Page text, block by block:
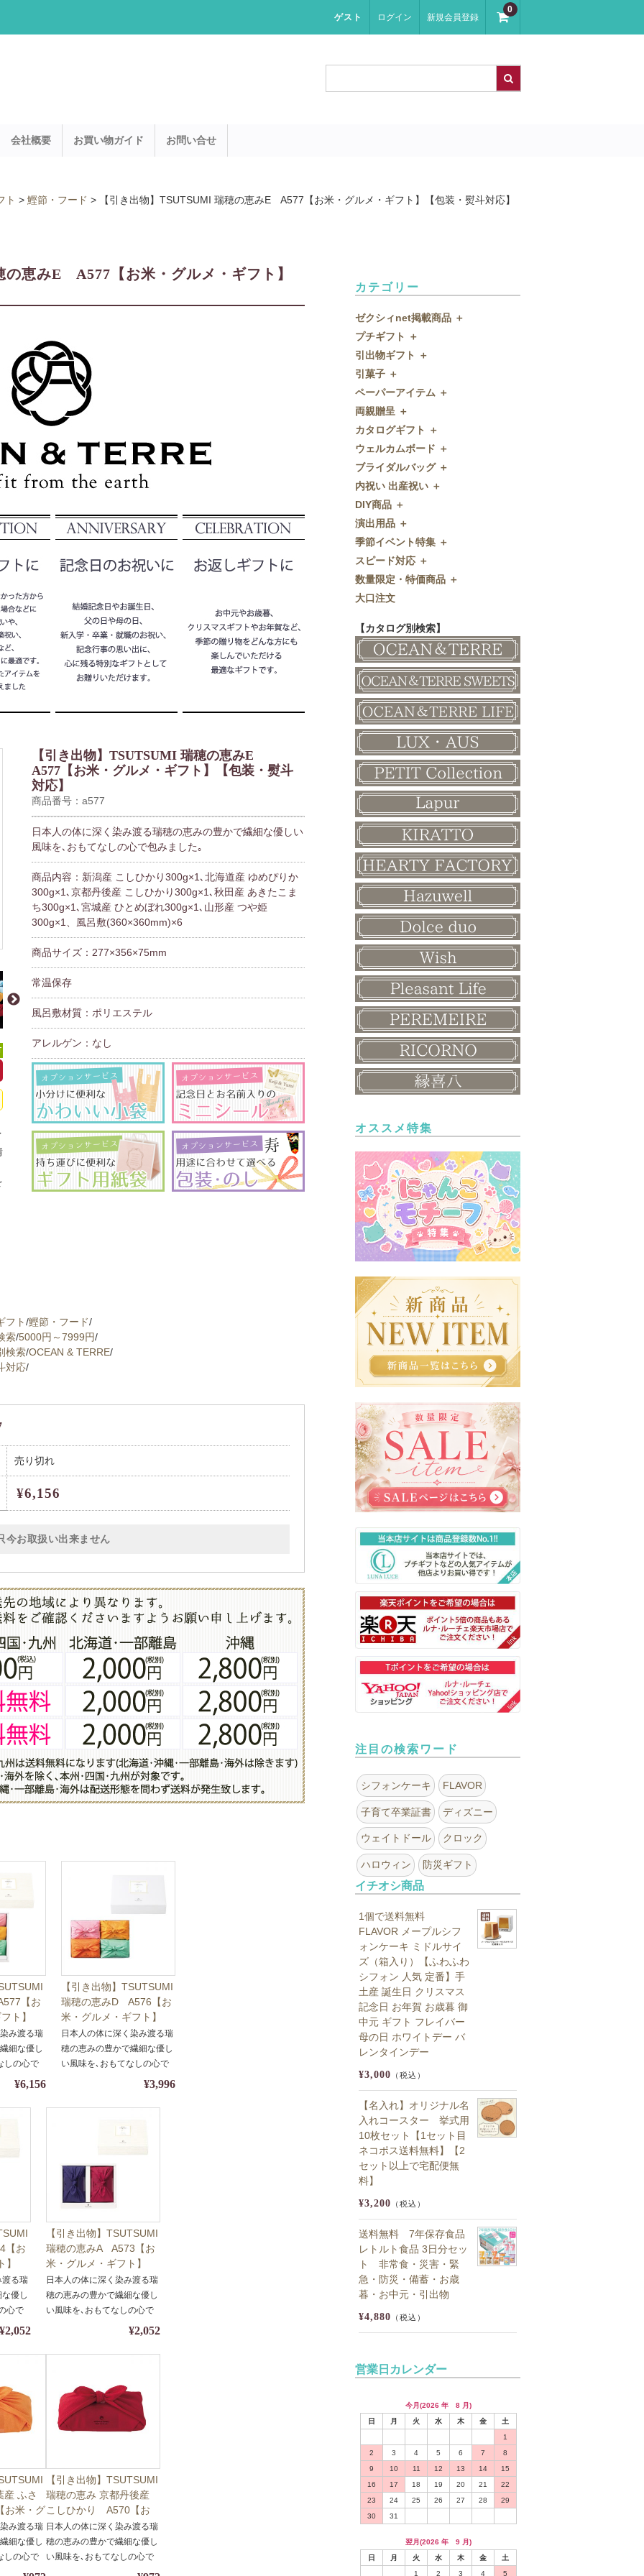
ゲスト ログイン 新規会員登録
0
会社概要 お買い物ガイド お問い合せ
ト > 鰹節・フード > 【引き出物】TSUTSUMI 瑞穂の恵みE A577【お米・グルメ・ギフト】【包装・熨斗対応】
恵みE A577【お米・グルメ・ギフト】
【引き出物】TSUTSUMI 瑞穂の恵みE
A577【お米・グルメ・ギフト】【包装・熨斗
対応】
商品番号：a577
日本人の体に深く染み渡る瑞穂の恵みの豊かで繊細な優しい
風味を､おもてなしの心で包みました｡
商品内容：新潟産 こしひかり300g×1､北海道産 ゆめぴりか
300g×1､京都丹後産 こしひかり300g×1､秋田産 あきたこま
ち300g×1､宮城産 ひとめぼれ300g×1､山形産 つや姫
300g×1、風呂敷(360×360mm)×6
商品サイズ：277×356×75mm
常温保存
風呂敷材質：ポリエステル
アレルゲン：なし
フト/鰹節・フード/
索/5000円～7999円/
検索/OCEAN & TERRE/
対応/
売り切れ
¥6,156
今お取扱い出来ません
【お
ト】
】
み渡る瑞
細な優し
しの心で
¥6,156
【引き出物】TSUTSUMI
瑞穂の恵みD A576【お
米・グルメ・ギフト】
【包装・熨斗対応】
日本人の体に深く染み渡る瑞
穂の恵みの豊かで繊細な優し
い風味を､おもてなしの心で
¥3,996
【お
渡る瑞
優し
心で
【引き出物】TSUTSUMI
瑞穂の恵みA A573【お
米・グルメ・ギフト】
【包装・熨斗対応】
日本人の体に深く染み渡る瑞
穂の恵みの豊かで繊細な優し
い風味を､おもてなしの心で
¥2,052
産 ふさ
米・グ
み渡る瑞
細な優し
しの心で
【引き出物】TSUTSUMI
瑞穂の恵み 京都丹後産
こしひかり A570【お
米・グルメ・ギフト】
日本人の体に深く染み渡る瑞
穂の恵みの豊かで繊細な優し
い風味を､おもてなしの心で
カテゴリー
ゼクシィnet掲載商品 ＋
ゼクシィnet掲載商品
プチギフト ＋
プチギフト
ウェルカムプチギフト
アメニティ
キャンディー・金平糖
クッキー
スプーン
チョコレート
ディズニー
ドラジェ
プチタオル
席札立て
耳かき＆ぺん
紅茶＆コーヒー
和風プチギフト
その他
引出物ギフト ＋
引出物ギフト
グラス
タオル・石鹸・名披露目
ディズニーギフト
今治タオル
引出物セット
和食器
名入れ贈呈品
特選ギフト
珈琲・紅茶
鰹節・フード
引菓子 ＋
引菓子
バウムクーヘン
洋菓子
和菓子
FLAVOR
ペーパーアイテム ＋
ペーパーアイテム
招待状
席次表
席札
付箋・メッセージカード
印刷代行
ディズニーシリーズ
両親贈呈 ＋
両親贈呈
ディズニーウェイトドール
ウェイトベア
子育て卒業証書
クロックギフト
カタログギフト ＋
カタログギフト
OCEAN&TERRE GOURMET
SHIKISAI ONE
Grace
ウェルカムボード ＋
ウェルカムボード
カラーステンドグラス調
ガラス
フラワータイプ
ペンダントクロック
ミラー
メッセージパズル
似顔絵
和風ボード
ブライダルバッグ ＋
ブライダルバッグ
内祝い 出産祝い ＋
内祝い 出産祝い
DIY商品 ＋
DIY商品
演出用品 ＋
演出用品
リングピロー
ブーケプルズ
結婚証明書
その他
季節イベント特集 ＋
季節イベント特集
サクラ
クローバー
クリスマス
バレンタイン
ホワイトデー
母の日
父の日
敬老の日
スピード対応 ＋
スピード対応
即日お急ぎ発送
数量限定・特価商品 ＋
数量限定・特価商品
大口注文
【カタログ別検索】
オススメ特集
注目の検索ワード
シフォンケーキ FLAVOR
子育て卒業証書 ディズニー
ウェイトドール クロック
ハロウィン 防災ギフト
イチオシ商品
1個で送料無料
FLAVOR メープルシフ
ォンケーキ ミドルサイ
ズ（箱入り）【ふわふわ
シフォン 人気 定番】手
土産 誕生日 クリスマス
記念日 お年賀 お歳暮 御
中元 ギフト フレイバー
母の日 ホワイトデー バ
レンタインデー
¥3,000 （税込）
【名入れ】オリジナル名
入れコースター 挙式用
10枚セット【1セット目
ネコポス送料無料】【2
セット以上で宅配便無
料】
¥3,200 （税込）
送料無料 7年保存食品
レトルト食品 3日分セッ
ト 非常食・災害・緊
急・防災・備蓄・お歳
暮・お中元・引出物
¥4,880 （税込）
営業日カレンダー
今月(2026 年 8 月)
日
月 火 水 木 金
土
1
2
3 4 5 6 7
8
9
10 11 12 13 14
15
16
17 18 19 20 21
22
23
24 25 26 27 28
29
30
31
翌月(2026 年 9 月)
日
月 火 水 木 金
土
1
2 3 4 5